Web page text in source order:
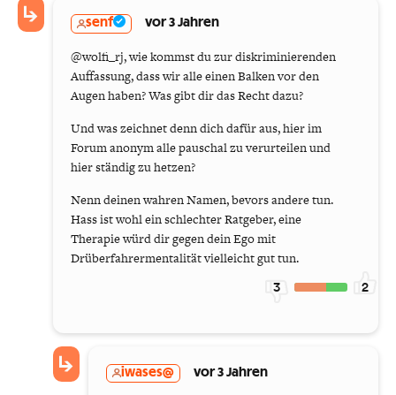
senf vor 3 Jahren
@wolfi_rj, wie kommst du zur diskriminierenden
Auffassung, dass wir alle einen Balken vor den
Augen haben? Was gibt dir das Recht dazu?
Und was zeichnet denn dich dafür aus, hier im
Forum anonym alle pauschal zu verurteilen und
hier ständig zu hetzen?
Nenn deinen wahren Namen, bevors andere tun.
Hass ist wohl ein schlechter Ratgeber, eine
Therapie würd dir gegen dein Ego mit
Drüberfahrermentalität vielleicht gut tun.
3 2
iwases@ vor 3 Jahren